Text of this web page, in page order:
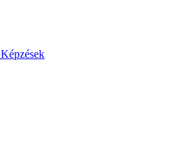
Képzések